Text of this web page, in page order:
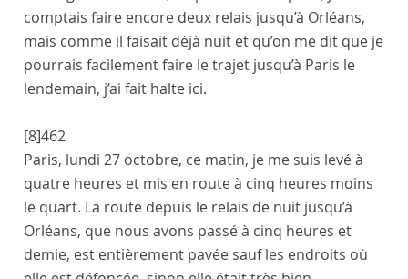
comptais faire encore deux relais jusqu’à Orléans,
mais comme il faisait déjà nuit et qu’on me dit que je
pourrais facilement faire le trajet jusqu’à Paris le
lendemain, j’ai fait halte ici.
[8]462
Paris, lundi 27 octobre, ce matin, je me suis levé à
quatre heures et mis en route à cinq heures moins
le quart. La route depuis le relais de nuit jusqu’à
Orléans, que nous avons passé à cinq heures et
demie, est entièrement pavée sauf les endroits où